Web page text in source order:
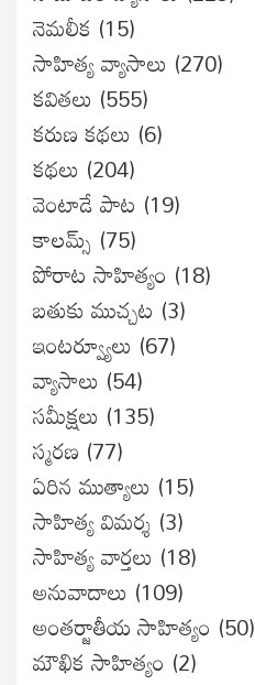
నెమలీక (15)
సాహిత్య వ్యాసాలు (270)
కవితలు (555)
కరుణ కథలు (6)
కథలు (204)
వెంటాడే పాట (19)
కాలమ్స్ (75)
పోరాట సాహిత్యం (18)
బతుకు ముచ్చట (3)
ఇంటర్వ్యూలు (67)
వ్యాసాలు (54)
సమీక్షలు (135)
స్మరణ (77)
ఏరిన ముత్యాలు (15)
సాహిత్య విమర్శ (3)
సాహిత్య వార్తలు (18)
అనువాదాలు (109)
అంతర్జాతీయ సాహిత్యం (50)
మౌఖిక సాహిత్యం (2)